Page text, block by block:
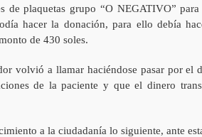
de plaquetas grupo “O NEGATIVO”
hacer la donación, para ello debía
de 430 soles.
volvió a llamar haciéndose pasar por
de la paciente y que el dinero
a la ciudadanía lo siguiente, ante